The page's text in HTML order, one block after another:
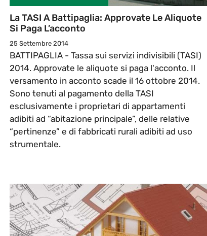
La TASI A Battipaglia: Approvate Le Aliquote
Si Paga L’acconto
25 Settembre 2014
BATTIPAGLIA - Tassa sui servizi indivisibili (TASI)
2014. Approvate le aliquote si paga l'acconto. Il
versamento in acconto scade il 16 ottobre 2014.
Sono tenuti al pagamento della TASI
esclusivamente i proprietari di appartamenti
adibiti ad “abitazione principale”, delle relative
“pertinenze” e di fabbricati rurali adibiti ad uso
strumentale.